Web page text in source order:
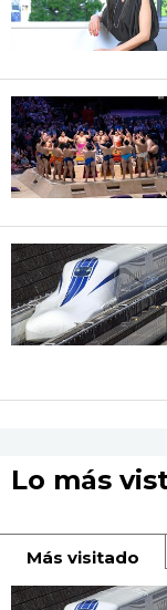
Lo más
Más visitado